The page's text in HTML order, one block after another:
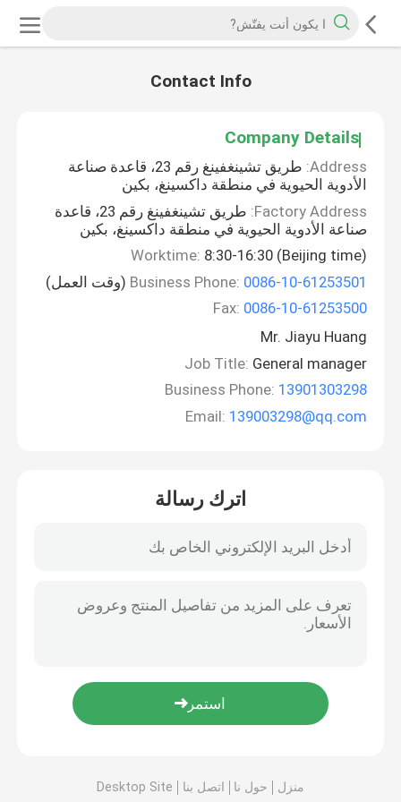
Contact Info
Company Details
Address:
طريق تشينغفينغ رقم 23، قاعدة صناعة
الأدوية الحيوية في منطقة داكسينغ، بكين
Factory Address:
طريق تشينغفينغ رقم 23، قاعدة
صناعة الأدوية الحيوية في منطقة داكسينغ، بكين
Worktime: 8:30-16:30 (Beijing time)
Business Phone: 0086-10-61253501
(وقت العمل)
Fax: 0086-10-61253500
Mr. Jiayu Huang
Job Title: General manager
Business Phone: 13901303298
Email: 139003298@qq.com
اترك رسالة
منزل حول نا اتصل بنا Desktop Site